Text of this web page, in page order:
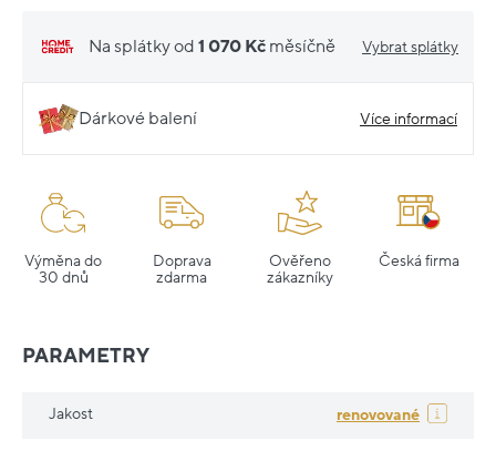
Na splátky od 1 070 Kč měsíčně Vybrat splátky
Dárkové balení Více informací
Výměna do
30 dnů
Doprava
zdarma
Ověřeno
zákazníky
Česká firma
PARAMETRY
Jakost renovované